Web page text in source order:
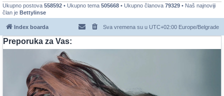
Ukupno postova 558592 • Ukupno tema 505668 • Ukupno članova 79329 • Naš najnoviji
član je Bettylinse
Index boarda Sva vremena su u UTC+02:00 Europe/Belgrade
Preporuka za Vas: